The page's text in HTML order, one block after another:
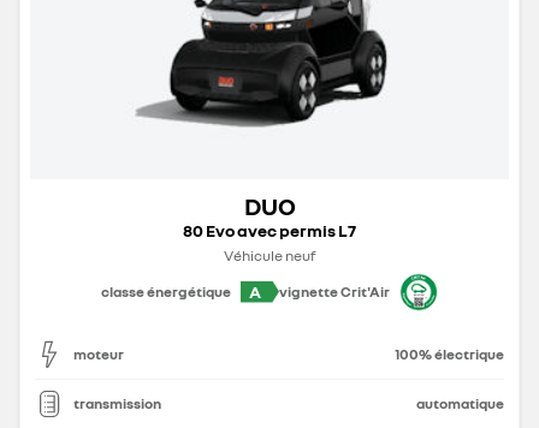
DUO
80 Evo avec permis L7
Véhicule neuf
classe énergétique
A vignette Crit'Air
moteur 100% électrique
transmission automatique